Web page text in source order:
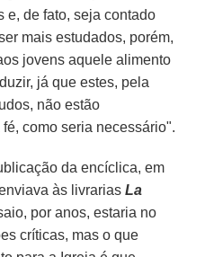
e, de fato, seja contado
mais estudados, porém,
jovens aquele alimento
já que estes, pela
não estão
como seria necessário".
da encíclica, em
às livrariasLa
por anos, estaria no
críticas, mas o que